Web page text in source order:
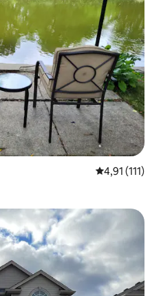
Évaluation
4,91 (111)